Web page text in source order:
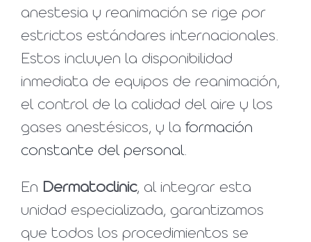
anestesia y reanimación se rige por
estrictos estándares internacionales.
Estos incluyen la disponibilidad
inmediata de equipos de reanimación,
el control de la calidad del aire y los
gases anestésicos, y la formación
constante del personal.
En Dermatoclinic, al integrar esta
unidad especializada, garantizamos
que todos los procedimientos se